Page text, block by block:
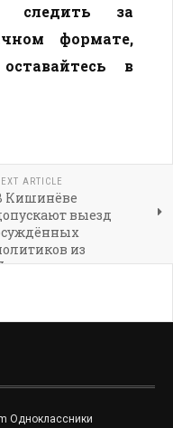
следить за
формате,
в
ARTICLE
Кишинёве
выезд
из
Одноклассники